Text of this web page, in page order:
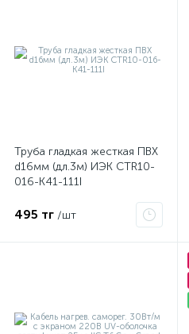
Труба гладкая жесткая ПВХ
d16мм (дл.3м) ИЭК CTR10-
016-K41-111I
495 тг /шт